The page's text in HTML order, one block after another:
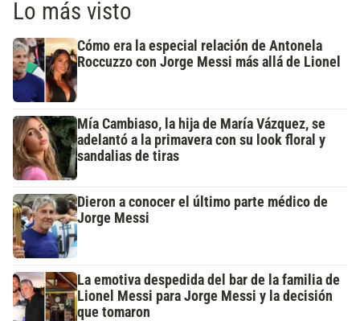
Lo más visto
Cómo era la especial relación de Antonela
Roccuzzo con Jorge Messi más allá de Lionel
Mía Cambiaso, la hija de María Vázquez, se
adelantó a la primavera con su look floral y
sandalias de tiras
Dieron a conocer el último parte médico de
Jorge Messi
La emotiva despedida del bar de la familia de
Lionel Messi para Jorge Messi y la decisión
que tomaron